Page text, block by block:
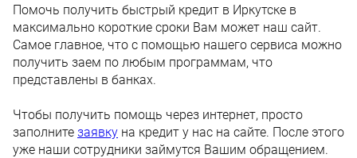
Помочь получить быстрый кредит в Иркутске в
максимально короткие сроки Вам может наш сайт.
Самое главное, что с помощью нашего сервиса можно
получить заем по любым программам, что
представлены в банках.
Чтобы получить помощь через интернет, просто
заполните заявку на кредит у нас на сайте. После этого
уже наши сотрудники займутся Вашим обращением.